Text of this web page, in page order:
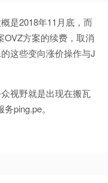
是2018年11月底，而
方案的续费，取消
这些变向涨价操作与J
视野就是出现在搬瓦
ping.pe。